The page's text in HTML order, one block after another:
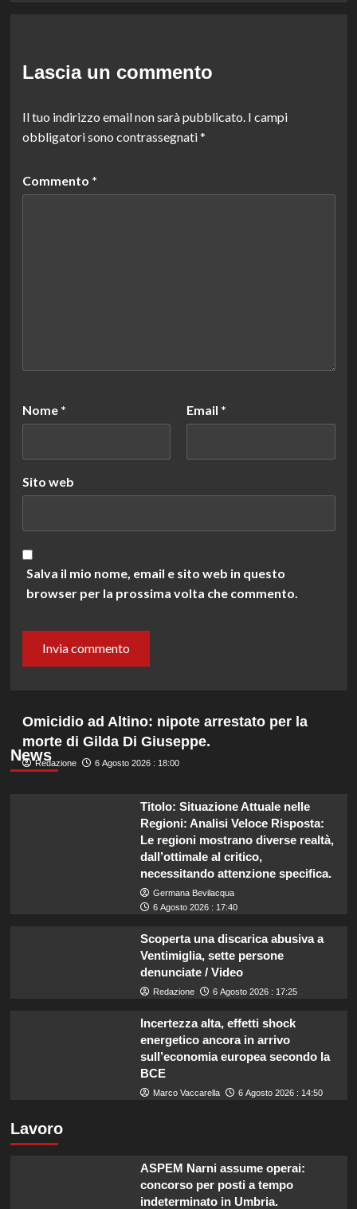
Lascia un commento
Il tuo indirizzo email non sarà pubblicato. I campi
obbligatori sono contrassegnati*
Commento *
Nome * Email *
Sito web
Salva il mio nome, email e sito web in questo
browser per la prossima volta che commento.
News
Omicidio ad Altino: nipote arrestato per la
morte di Gilda Di Giuseppe.
Redazione 6 Agosto 2026 : 18:00
Titolo: Situazione Attuale nelle
Regioni: Analisi Veloce Risposta:
Le regioni mostrano diverse realtà,
dall’ottimale al critico,
necessitando attenzione specifica.
Germana Bevilacqua
6 Agosto 2026 : 17:40
Scoperta una discarica abusiva a
Ventimiglia, sette persone
denunciate / Video
Redazione 6 Agosto 2026 : 17:25
Incertezza alta, effetti shock
energetico ancora in arrivo
sull’economia europea secondo la
BCE
Marco Vaccarella 6 Agosto 2026 : 14:50
Lavoro
ASPEM Narni assume operai:
concorso per posti a tempo
indeterminato in Umbria.